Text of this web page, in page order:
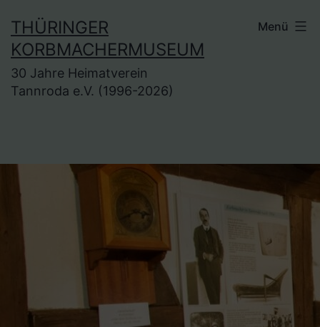
Inhalt
springen
THÜRINGER
KORBMACHERMUSEUM
30 Jahre Heimatverein
Tannroda e.V. (1996-2026)
Menü